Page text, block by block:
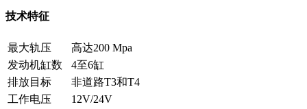
技术特征
最大轨压
高达200 Mpa
发动机缸数
4至6缸
排放目标
非道路T3和T4
工作电压
12V/24V